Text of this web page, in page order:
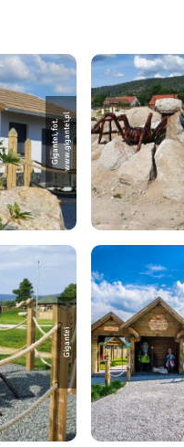
Gi
g
a
n
t
ei,
f
o
t.
w
w
w.
gi
g
a
n
t
ei.
pl
Gigantei